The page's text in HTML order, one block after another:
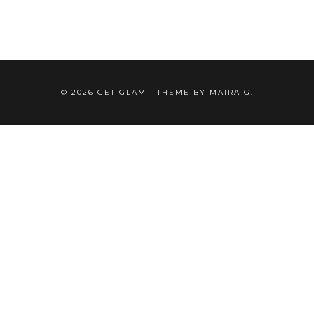
© 2026 GET GLAM • THEME BY MAIRA G.